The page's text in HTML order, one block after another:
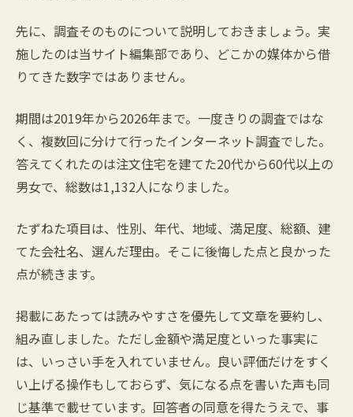
先に、調査そのものについて説明しておきましょう。実
施したのは当サイト編集部であり、どこかの媒体から借
りてきた数字ではありません。
期間は2019年から2026年まで。一度きりの調査ではな
く、複数回に分けて行ったインターネット調査でした。
答えてくれたのは注文住宅を建てた20代から60代以上の
男女で、総数は1,132人になりました。
たずねた項目は、性別、年代、地域、満足度、総額、建
てた会社名、選んだ理由。そこに後悔した点と良かった
点が続きます。
掲載にあたっては読みやすさを優先して文章を要約し、
組み直しました。ただし金額や満足度といった事実に
は、いっさい手を入れていません。良い評価だけをすく
い上げる操作もしておらず、気になる点を書いた声も同
じ基準で載せています。回答者の同意を得たうえで、事